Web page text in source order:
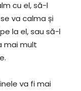
cu el, să-l
va calma și
la el, sau să-l
mai mult
va fi mai